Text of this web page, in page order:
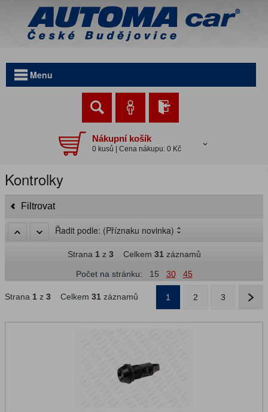
Menu
Nákupní košík
0 kusů | Cena nákupu: 0 Kč
Kontrolky
Filtrovat
Řadit podle: (Příznaku novinka)
Strana 1z 3Celkem 31záznamů
Počet na stránku: 15 30 45
Strana 1 z 3 Celkem 31 záznamů 1 2 3